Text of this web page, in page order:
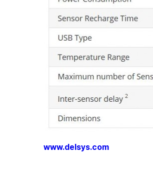
www.delsys.com